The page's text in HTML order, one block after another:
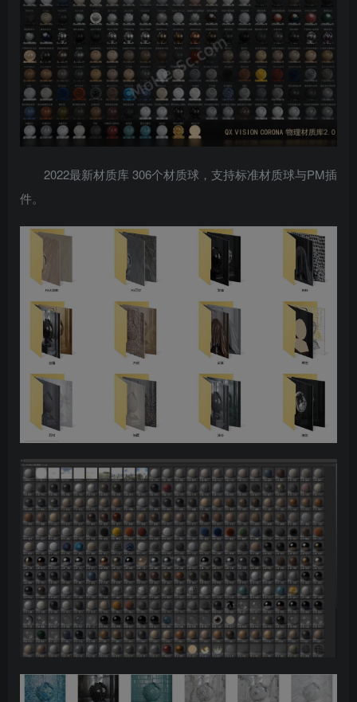
2022最新材质库 306个材质球，支持标准材质球与PM插
件。